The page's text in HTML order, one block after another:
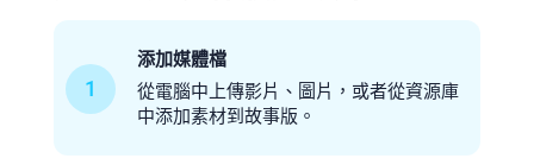
1
添加媒體檔
從電腦中上傳影片、圖片，或者從資源庫
中添加素材到故事版。